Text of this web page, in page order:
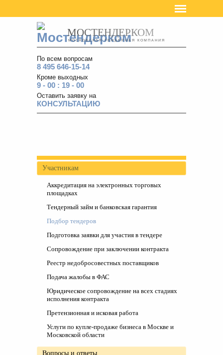
МОСТЕНДЕРКОМ
МОСКОВСКАЯ ТЕНДЕРНАЯ КОМПАНИЯ
По всем вопросам
8 495 646-15-14
Кроме выходных
9 - 00 : 19 - 00
Оставить заявку на
КОНСУЛЬТАЦИЮ
Участникам
Аккредитация на электронных торговых
площадках
Тендерный займ и банковская гарантия
Подбор тендеров
Подготовка заявки для участия в тендере
Сопровождение при заключении контракта
Реестр недобросовестных поставщиков
Подача жалобы в ФАС
Юридическое сопровождение на всех стадиях
исполнения контракта
Претензионная и исковая работа
Услуги по купле-продаже бизнеса в Москве и
Московской области
Вопросы и ответы